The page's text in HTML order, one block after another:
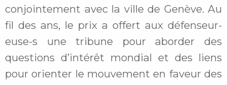
conjointement avec la ville de Genève. Au
fil des ans, le prix a offert aux défenseur-
euse-s une tribune pour aborder des
questions d’intérêt mondial et des liens
pour orienter le mouvement en faveur des